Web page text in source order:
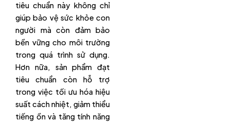
tiêu chuẩn này không chỉ
giúp bảo vệ sức khỏe con
người mà còn đảm bảo
bền vững cho môi trường
trong quá trình sử dụng.
Hơn nữa, sản phẩm đạt
tiêu chuẩn còn hỗ trợ
trong việc tối ưu hóa hiệu
suất cách nhiệt, giảm thiểu
tiếng ồn và tăng tính năng